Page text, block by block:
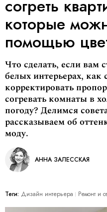
согреть
которые
помощью
Что сделать, если вам
белых интерьерах,
корректировать
согревать комнаты в
погоду? Делимся
рассказываем об
моду.
АННА ЗАЛЕССКАЯ
Теги: Дизайн интерьера Ремонт и